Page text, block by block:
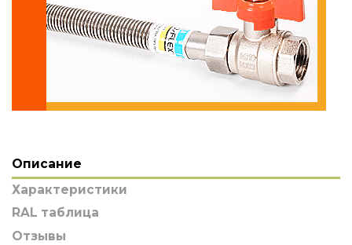
Описание
Характеристики
RAL таблица
Отзывы